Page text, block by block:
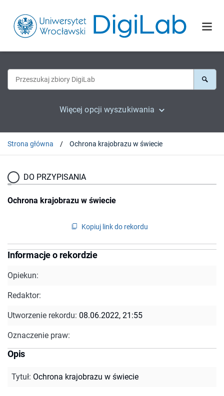
Więcej opcji wyszukiwania
Strona główna Ochrona krajobrazu w świecie
DO PRZYPISANIA
Ochrona krajobrazu w świecie
Kopiuj link do rekordu
Informacje o rekordzie
Opiekun:
Redaktor:
Utworzenie rekordu: 08.06.2022, 21:55
Oznaczenie praw:
Opis
Tytuł: Ochrona krajobrazu w świecie